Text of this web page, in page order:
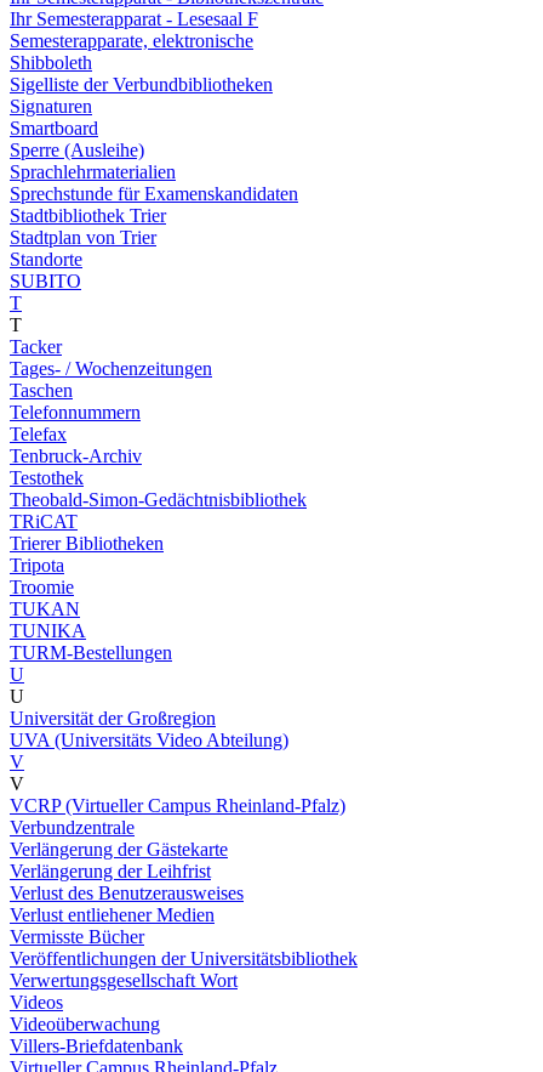
Ihr Semesterapparat - Lesesaal F
Semesterapparate, elektronische
Shibboleth
Sigelliste der Verbundbibliotheken
Signaturen
Smartboard
Sperre (Ausleihe)
Sprachlehrmaterialien
Sprechstunde für Examenskandidaten
Stadtbibliothek Trier
Stadtplan von Trier
Standorte
SUBITO
T
T
Tacker
Tages- / Wochenzeitungen
Taschen
Telefonnummern
Telefax
Tenbruck-Archiv
Testothek
Theobald-Simon-Gedächtnisbibliothek
TRiCAT
Trierer Bibliotheken
Tripota
Troomie
TUKAN
TUNIKA
TURM-Bestellungen
U
U
Universität der Großregion
UVA (Universitäts Video Abteilung)
V
V
VCRP (Virtueller Campus Rheinland-Pfalz)
Verbundzentrale
Verlängerung der Gästekarte
Verlängerung der Leihfrist
Verlust des Benutzerausweises
Verlust entliehener Medien
Vermisste Bücher
Veröffentlichungen der Universitätsbibliothek
Verwertungsgesellschaft Wort
Videos
Videoüberwachung
Villers-Briefdatenbank
Virtueller Campus Rheinland-Pfalz